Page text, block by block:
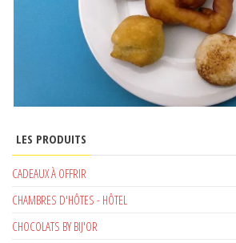
LES PRODUITS
CADEAUX À OFFRIR
CHAMBRES D'HÔTES - HÔTEL
CHOCOLATS BY BIJ'OR